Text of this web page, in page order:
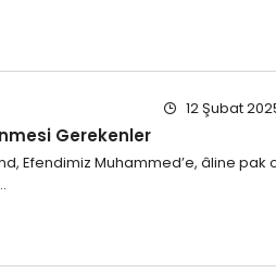
12 Şubat
Gerekenler
Efendimiz Muhammed’e, âline